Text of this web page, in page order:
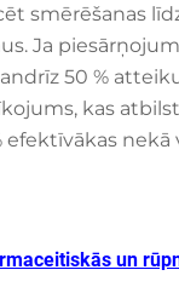
smērēšanas
Ja
50 %
kas
nekā
un